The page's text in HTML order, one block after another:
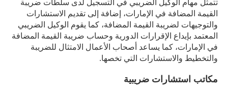
القيمة المضافة في الإمارات، إضافة إلى تقديم الاستشارات
والتوجيهات لضريبة القيمة المضافة، كما يقوم الوكيل الضريبي
المعتمد بإيداع الإقرارات الدورية وحساب ضريبة القيمة المضافة
في الإمارات، كما يساعد أصحاب الأعمال الامتثال للضريبة
والتخطيط والاستشارات التي تخصها.
مكاتب استشارات ضريبية